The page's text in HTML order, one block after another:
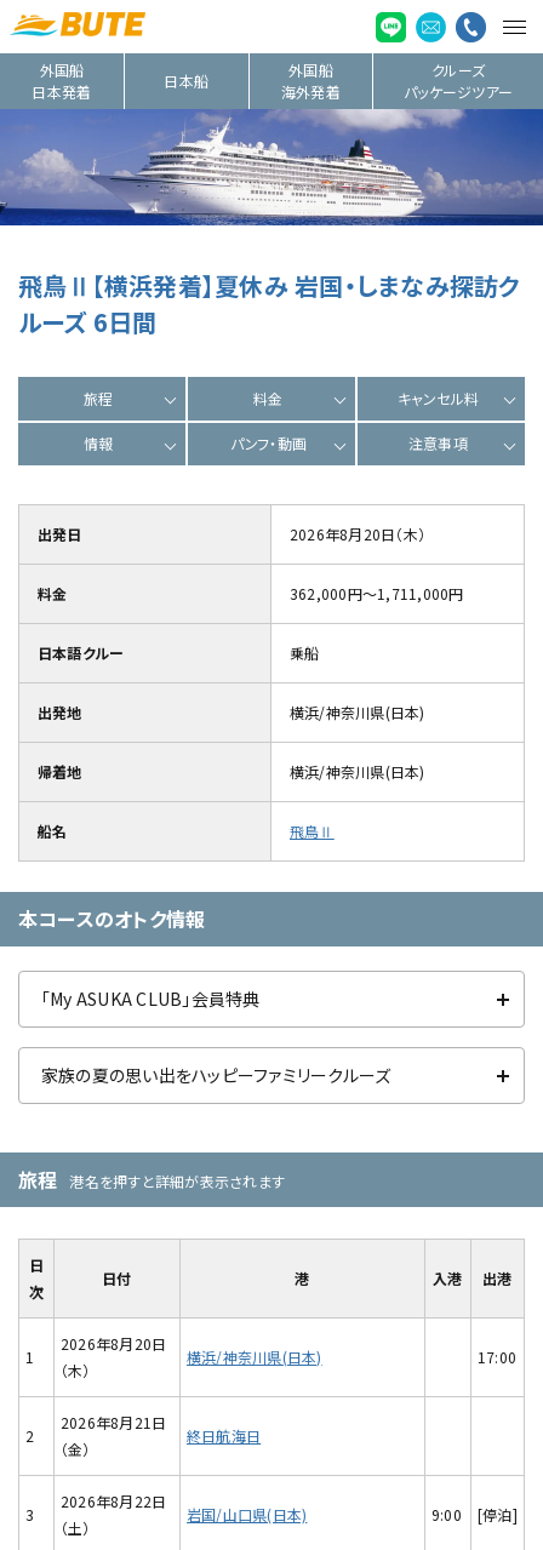
外国船
日本発着
日本船
外国船
海外発着
クルーズ
パッケージツアー
飛鳥Ⅱ【横浜発着】夏休み 岩国・しまなみ探訪ク
ルーズ 6日間
旅程 料金 キャンセル料
情報 パンフ・動画 注意事項
出発日 2026年8月20日（木）
料金 362,000円～1,711,000円
日本語クルー 乗船
出発地 横浜/神奈川県(日本)
帰着地 横浜/神奈川県(日本)
船名 飛鳥Ⅱ
本コースのオトク情報
「My ASUKA CLUB」会員特典
家族の夏の思い出をハッピーファミリークルーズ
旅程 港名を押すと詳細が表示されます
日
次
日付 港 入港 出港
1
2026年8月20日
（木）
横浜/神奈川県(日本) 17:00
2
2026年8月21日
（金）
終日航海日
3
2026年8月22日
（土）
岩国/山口県(日本) 9:00 [停泊]